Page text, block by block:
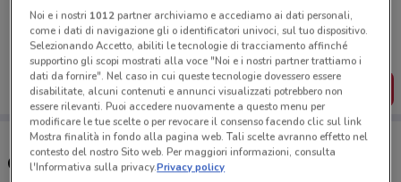
Porta DoveConviene sempre con te!
Puoi trovare le migliori offerte dei negozi vicino a te,
salvarle e creare la tua lista del risparmio, comodamente
dal tuo cellulare.
SCARICA L’APP
Orari Lidl e Indirizzi Supermercati
Noi e i nostri 1012partner archiviamo e accediamo ai dati personali,
come i dati di navigazione gli o identificatori univoci, sul tuo dispositivo.
Selezionando Accetto, abiliti le tecnologie di tracciamento affinché
supportino gli scopi mostrati alla voce "Noi e i nostri partner trattiamo i
dati da fornire". Nel caso in cui queste tecnologie dovessero essere
disabilitate, alcuni contenuti e annunci visualizzati potrebbero non
essere rilevanti. Puoi accedere nuovamente a questo menu per
modificare le tue scelte o per revocare il consenso facendo clic sul link
Mostra finalità in fondo alla pagina web. Tali scelte avranno effetto nel
contesto del nostro Sito web. Per maggiori informazioni, consulta
l'Informativa sulla privacy.Privacy policy